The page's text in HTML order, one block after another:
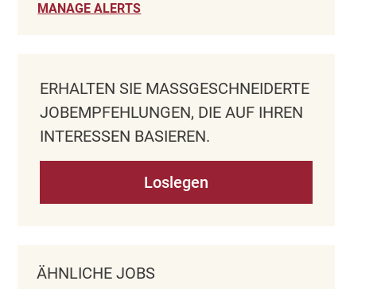
MANAGE ALERTS
ERHALTEN SIE MASSGESCHNEIDERTE J
OBEMPFEHLUNGEN, DIE AUF IHREN I
NTERESSEN BASIEREN.
Loslegen
ÄHNLICHE JOBS